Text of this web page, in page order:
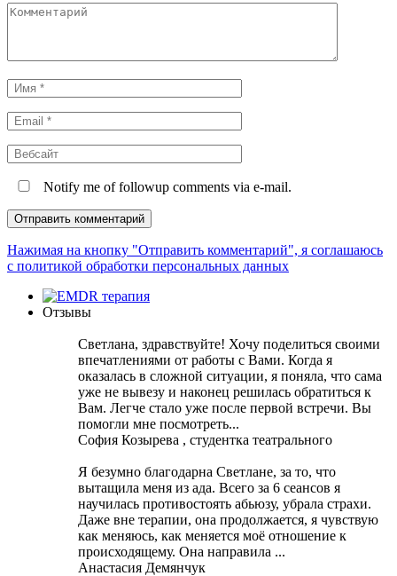
Комментарий
Имя
*
Email
*
Вебсайт
Notify me of followup comments via e-mail.
Нажимая на кнопку "Отправить комментарий", я соглашаюсь
с политикой обработки персональных данных
Отзывы
Светлана, здравствуйте! Хочу поделиться своими
впечатлениями от работы с Вами. Когда я
оказалась в сложной ситуации, я поняла, что сама
уже не вывезу и наконец решилась обратиться к
Вам. Легче стало уже после первой встречи. Вы
помогли мне посмотреть...
София Козырева , студентка театрального
Я безумно благодарна Светлане, за то, что
вытащила меня из ада. Всего за 6 сеансов я
научилась противостоять абьюзу, убрала страхи.
Даже вне терапии, она продолжается, я чувствую
как меняюсь, как меняется моё отношение к
происходящему. Она направила ...
Анастасия Демянчук